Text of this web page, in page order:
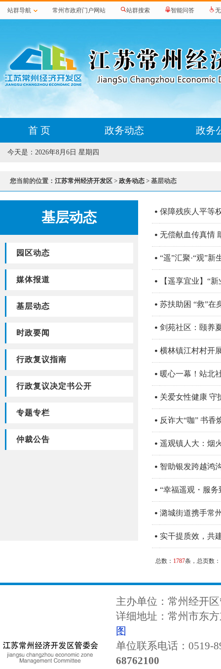
站群导航 常州市政府门户网站 站群搜索 智能问答
首 页 政务动态 政务
今天是： 2026年8月6日 星期四
您当前的位置： 江苏常州经济开发区 > 政务动态 > 基层动态
基层动态
园区动态
媒体报道
基层动态
时政要闻
行政复议指南
行政复议决定书公开
专题专栏
仲裁公告
保障残疾人平等
无偿献血传真情
“遥”汇聚·“观”
【遥享宜业】“
苏扶助困 “救”
剑苑社区：​颐养
横林镇江村村开
暖心一幕！站北
关爱女性健康 守
反诈大“咖” 书香
遥观镇人大：烟
智助银发跨越鸿
“幸福遥观・服
潞城街道携手常
实干提质效，共
总数： 1787条，总页数：
主办单位：常州经开
详细地址：常州市东
图
单位联系电话：0519-
68762100